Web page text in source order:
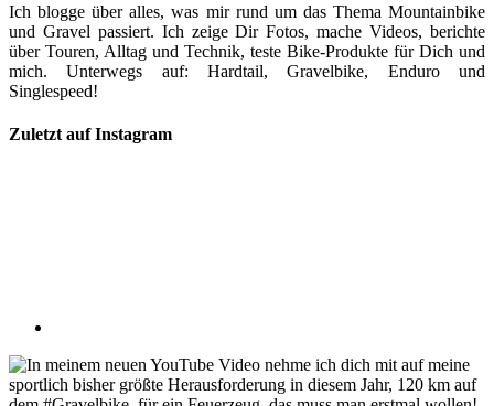
Ich blogge über alles, was mir rund um das Thema Mountainbike
und Gravel passiert. Ich zeige Dir Fotos, mache Videos, berichte
über Touren, Alltag und Technik, teste Bike-Produkte für Dich und
mich. Unterwegs auf: Hardtail, Gravelbike, Enduro und
Singlespeed!
Zuletzt auf Instagram